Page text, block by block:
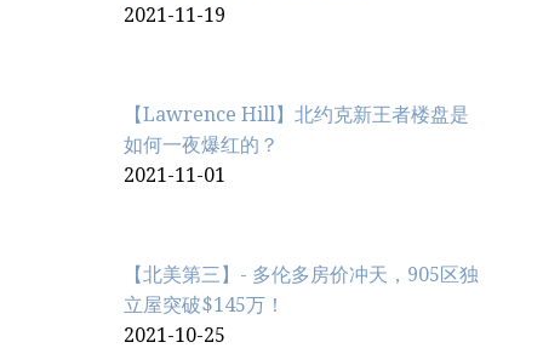
2021-11-19
【Lawrence Hill】北约克新王者楼盘是
如何一夜爆红的？
2021-11-01
【北美第三】- 多伦多房价冲天，905区独
立屋突破$145万！
2021-10-25